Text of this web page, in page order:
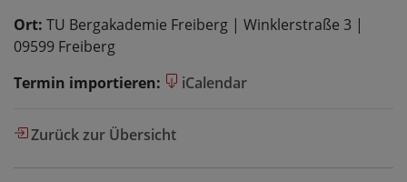
Ort: TU Bergakademie Freiberg | Winklerstraße 3 |
09599 Freiberg
Termin importieren:
iCalendar
Zurück zur Übersicht